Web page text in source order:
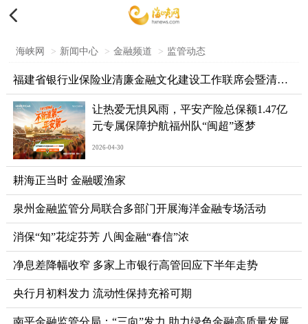

海峡网 > 新闻中心 > 金融频道 > 监管动态
福建省银行业保险业清廉金融文化建设工作联席会暨清廉金融文化建设宣传月启动部署会在福州举办
让热爱无惧风雨，平安产险总保额1.47亿
元专属保障护航福州队“闽超”逐梦
2026-04-30
耕海正当时 金融暖渔家
泉州金融监管分局联合多部门开展海洋金融专场活动
消保“知”花绽芬芳 八闽金融“春信”浓
净息差降幅收窄 多家上市银行高管回应下半年走势
央行月初料发力 流动性保持充裕可期
南平金融监管分局：“三向”发力 助力绿色金融高质量发展